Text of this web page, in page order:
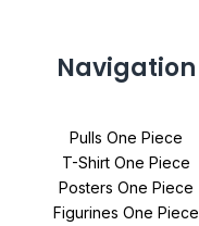
Navigation
Pulls One Piece
T-Shirt One Piece
Posters One Piece
Figurines One Piece